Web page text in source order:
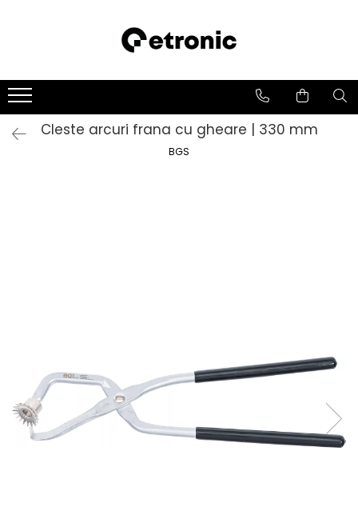
Cleste arcuri frana cu gheare | 330 mm
BGS